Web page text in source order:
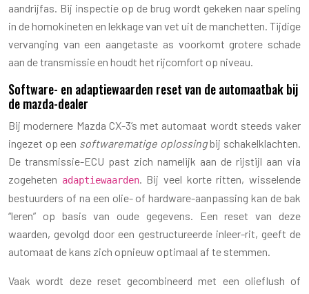
aandrijfas. Bij inspectie op de brug wordt gekeken naar speling
in de homokineten en lekkage van vet uit de manchetten. Tijdige
vervanging van een aangetaste as voorkomt grotere schade
aan de transmissie en houdt het rijcomfort op niveau.
Software- en adaptiewaarden reset van de automaatbak bij
de mazda-dealer
Bij modernere Mazda CX-3’s met automaat wordt steeds vaker
ingezet op een softwarematige oplossingbij schakelklachten.
De transmissie-ECU past zich namelijk aan de rijstijl aan via
zogeheten adaptiewaarden. Bij veel korte ritten, wisselende
bestuurders of na een olie- of hardware-aanpassing kan de bak
“leren” op basis van oude gegevens. Een reset van deze
waarden, gevolgd door een gestructureerde inleer-rit, geeft de
automaat de kans zich opnieuw optimaal af te stemmen.
Vaak wordt deze reset gecombineerd met een olieflush of